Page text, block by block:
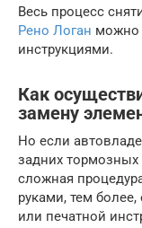
Весь процесс
Рено Логан можно
инструкциями.
Как
замену
Но если
задних тормозных
сложная
руками, тем
или печатной